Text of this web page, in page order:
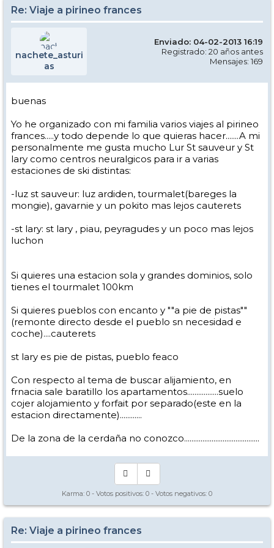
Re: Viaje a pirineo frances
nachete_asturi
as
Enviado: 04-02-2013 16:19
Registrado: 20 años antes
Mensajes: 169
buenas
Yo he organizado con mi familia varios viajes al pirineo
frances.....y todo depende lo que quieras hacer.......A mi
personalmente me gusta mucho Lur St sauveur y St
lary como centros neuralgicos para ir a varias
estaciones de ski distintas:
-luz st sauveur: luz ardiden, tourmalet(bareges la
mongie), gavarnie y un pokito mas lejos cauterets
-st lary: st lary , piau, peyragudes y un poco mas lejos
luchon
Si quieres una estacion sola y grandes dominios, solo
tienes el tourmalet 100km
Si quieres pueblos con encanto y ""a pie de pistas""
(remonte directo desde el pueblo sn necesidad e
coche)....cauterets
st lary es pie de pistas, pueblo feaco
Con respecto al tema de buscar alijamiento, en
frnacia sale baratillo los apartamentos.................suelo
cojer alojamiento y forfait por separado(este en la
estacion directamente)............
De la zona de la cerdaña no conozco.........................................
Karma: 0 - Votos positivos: 0 - Votos negativos: 0
Re: Viaje a pirineo frances